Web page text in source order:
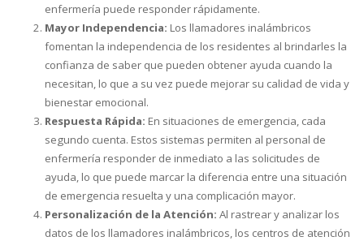
enfermería puede responder rápidamente.
Mayor Independencia: Los llamadores inalámbricos
fomentan la independencia de los residentes al brindarles la
confianza de saber que pueden obtener ayuda cuando la
necesitan, lo que a su vez puede mejorar su calidad de vida y
bienestar emocional.
Respuesta Rápida: En situaciones de emergencia, cada
segundo cuenta. Estos sistemas permiten al personal de
enfermería responder de inmediato a las solicitudes de
ayuda, lo que puede marcar la diferencia entre una situación
de emergencia resuelta y una complicación mayor.
Personalización de la Atención: Al rastrear y analizar los
datos de los llamadores inalámbricos, los centros de atención